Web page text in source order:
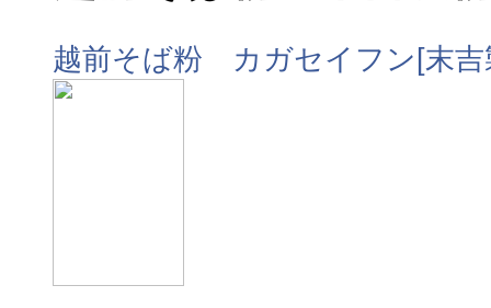
越前そば粉 カガセイフン[末吉